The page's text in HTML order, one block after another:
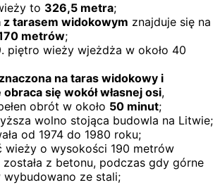
to 326,5 metra;
z tarasem widokowym znajduje się na
metrów;
piętro wieży wjeżdża w około 40
na taras widokowy i
się wokół własnej osi,
obrót w około 50 minut;
wolno stojąca budowla na Litwie;
od 1974 do 1980 roku;
wieży o wysokości 190 metrów
z betonu, podczas gdy górne
wybudowano ze stali;